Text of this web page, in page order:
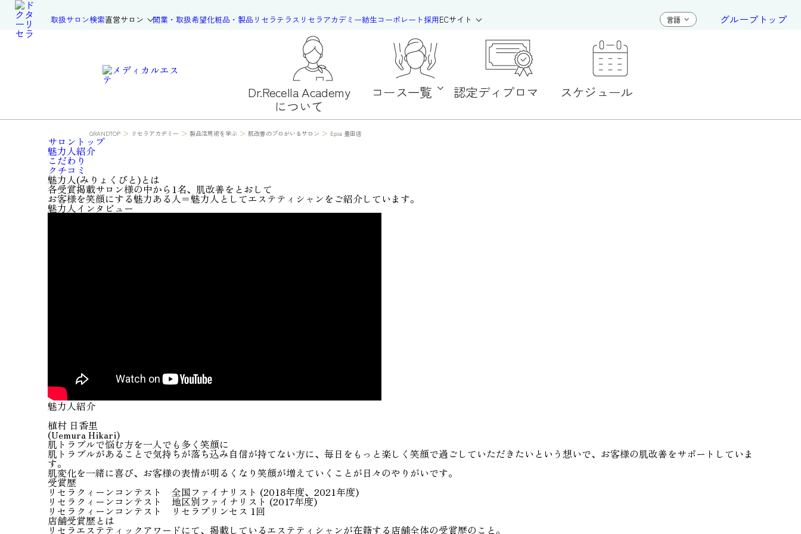
取扱サロン検索直営サロン 開業・取扱希望化粧品・製品 リセラテラス リセラアカデミー紡生コーポレート採用ECサイト グループトップ
Dr.Recella Academy
について
コース一覧 認定ディプロマ スケジュール
GRANDTOP > リセラアカデミー > 製品活用術を学ぶ > 肌改善のプロがいるサロン > Epia 豊田店
サロン トップ
魅力人紹介
こだわり
クチコミ
魅力人(みりょくびと)とは
各受賞掲載サロン様の中から1名、 肌改善をとおして
お客様を笑顔にする魅力ある人＝魅力人としてエステティシャンをご紹介しています。
魅力人インタビュー
魅力人紹介
植村 日香里
(Uemura Hikari)
肌トラブルで悩む方を一人でも多く笑顔に
肌トラブルがあることで気持ちが落ち込み自信が持てない方に、毎日をもっと楽しく笑顔で過ごしていただきたいという想いで、お客様の肌改善をサポートしていま
す。
肌変化を一緒に喜び、お客様の表情が明るくなり笑顔が増えていくことが日々のやりがいです。
受賞歴
リセラクィーンコンテスト 全国ファイナリスト (2018年度、2021年度)
リセラクィーンコンテスト 地区別ファイナリスト (2017年度)
リセラクィーンコンテスト リセラプリンセス 1回
店舗受賞歴とは
リセラエステティックアワードにて、掲載しているエステティシャンが在籍する店舗全体の受賞歴のこと。